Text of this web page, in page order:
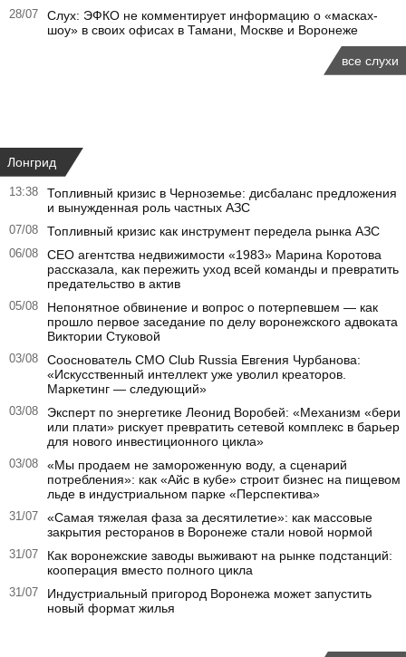
28/07
Слух: ЭФКО не комментирует информацию о «масках-
шоу» в своих офисах в Тамани, Москве и Воронеже
все слухи
Лонгрид
13:38
Топливный кризис в Черноземье: дисбаланс предложения
и вынужденная роль частных АЗС
07/08 Топливный кризис как инструмент передела рынка АЗС
06/08
CEO агентства недвижимости «1983» Марина Коротова
рассказала, как пережить уход всей команды и превратить
предательство в актив
05/08
Непонятное обвинение и вопрос о потерпевшем — как
прошло первое заседание по делу воронежского адвоката
Виктории Стуковой
03/08
Сооснователь CMO Club Russia Евгения Чурбанова:
«Искусственный интеллект уже уволил креаторов.
Маркетинг — следующий»
03/08
Эксперт по энергетике Леонид Воробей: «Механизм «бери
или плати» рискует превратить сетевой комплекс в барьер
для нового инвестиционного цикла»
03/08
«Мы продаем не замороженную воду, а сценарий
потребления»: как «Айс в кубе» строит бизнес на пищевом
льде в индустриальном парке «Перспектива»
31/07
«Самая тяжелая фаза за десятилетие»: как массовые
закрытия ресторанов в Воронеже стали новой нормой
31/07
Как воронежские заводы выживают на рынке подстанций:
кооперация вместо полного цикла
31/07
Индустриальный пригород Воронежа может запустить
новый формат жилья